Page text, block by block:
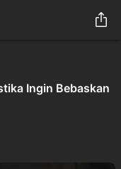
Ingin Bebaskan